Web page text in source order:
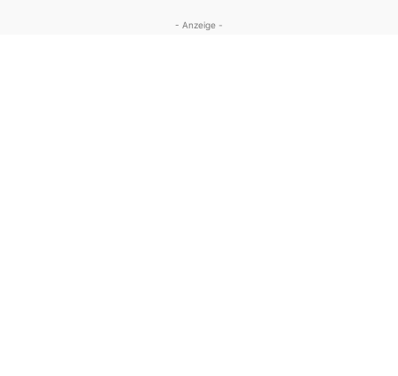
- Anzeige -